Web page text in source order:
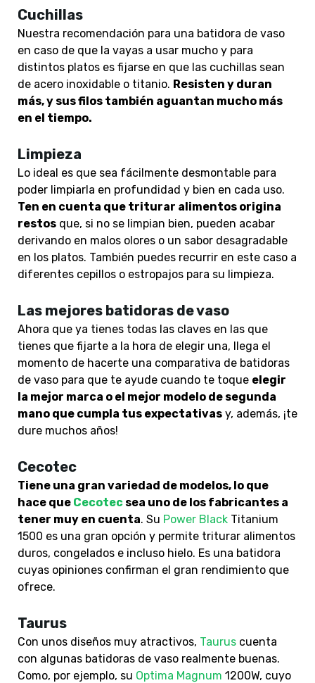
Cuchillas
Nuestra recomendación para una batidora de vaso
en caso de que la vayas a usar mucho y para
distintos platos es fijarse en que las cuchillas sean
de acero inoxidable o titanio. Resisten y duran
más, y sus filos también aguantan mucho más
en el tiempo.
Limpieza
Lo ideal es que sea fácilmente desmontable para
poder limpiarla en profundidad y bien en cada uso.
Ten en cuenta que triturar alimentos origina
restos que, si no se limpian bien, pueden acabar
derivando en malos olores o un sabor desagradable
en los platos. También puedes recurrir en este caso a
diferentes cepillos o estropajos para su limpieza.
Las mejores batidoras de vaso
Ahora que ya tienes todas las claves en las que
tienes que fijarte a la hora de elegir una, llega el
momento de hacerte una comparativa de batidoras
de vaso para que te ayude cuando te toque elegir
la mejor marca o el mejor modelo de segunda
mano que cumpla tus expectativas y, además, ¡te
dure muchos años!
Cecotec
Tiene una gran variedad de modelos, lo que
hace que Cecotec sea uno de los fabricantes a
tener muy en cuenta. Su Power Black Titanium
1500 es una gran opción y permite triturar alimentos
duros, congelados e incluso hielo. Es una batidora
cuyas opiniones confirman el gran rendimiento que
ofrece.
Taurus
Con unos diseños muy atractivos, Taurus cuenta
con algunas batidoras de vaso realmente buenas.
Como, por ejemplo, su Optima Magnum 1200W, cuyo